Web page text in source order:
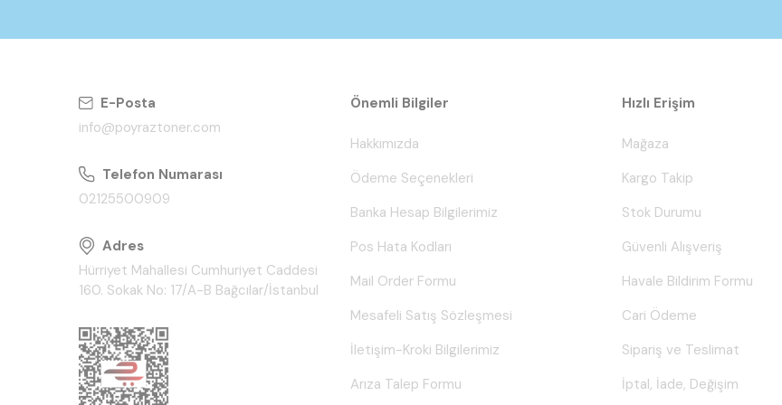
E-Posta
info@poyraztoner.com
Telefon Numarası
02125500909
Adres
Hürriyet Mahallesi Cumhuriyet Caddesi
160. Sokak No: 17/A-B Bağcılar/İstanbul
Önemli Bilgiler
Hakkımızda
Ödeme Seçenekleri
Banka Hesap Bilgilerimiz
Pos Hata Kodları
Mail Order Formu
Mesafeli Satış Sözleşmesi
İletişim-Kroki Bilgilerimiz
Arıza Talep Formu
Hızlı Erişim
Mağaza
Kargo Takip
Stok Durumu
Güvenli Alışveriş
Havale Bildirim Formu
Cari Ödeme
Sipariş ve Teslimat
İptal, İade, Değişim